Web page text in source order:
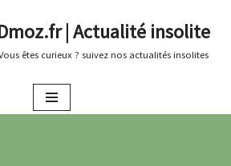
| Actualité insolite
êtes curieux ? suivez nos actualités insolites